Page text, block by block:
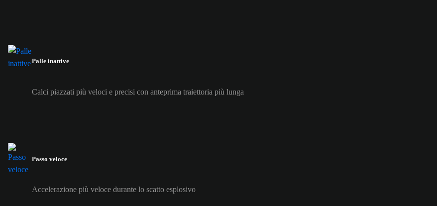
Palle inattive
Calci piazzati più veloci e precisi con anteprima traiettoria più lunga
Passo veloce
Accelerazione più veloce durante lo scatto esplosivo